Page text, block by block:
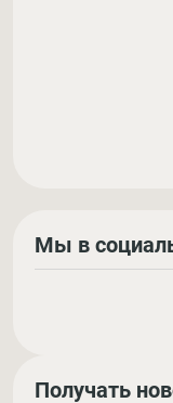
Мы в
Получать